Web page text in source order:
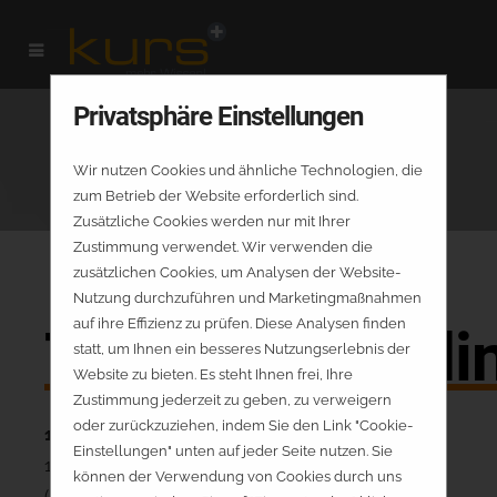
1. Geltungsbereich
1.1 Verträge zwischen dem Seminarteilnehmer
Privatsphäre Einstellungen
Wir nutzen Cookies und ähnliche Technologien, die
zum Betrieb der Website erforderlich sind.
Zusätzliche Cookies werden nur mit Ihrer
Zustimmung verwendet. Wir verwenden die
zusätzlichen Cookies, um Analysen der Website-
Nutzung durchzuführen und Marketingmaßnahmen
auf ihre Effizienz zu prüfen. Diese Analysen finden
statt, um Ihnen ein besseres Nutzungserlebnis der
Website zu bieten. Es steht Ihnen frei, Ihre
Zustimmung jederzeit zu geben, zu verweigern
oder zurückzuziehen, indem Sie den Link "Cookie-
Einstellungen" unten auf jeder Seite nutzen. Sie
können der Verwendung von Cookies durch uns